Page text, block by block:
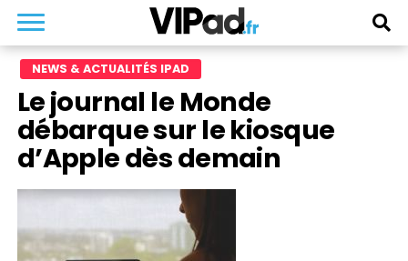
NEWS & ACTUALITÉS IPAD
Le journal le Monde
débarque sur le kiosque
d’Apple dès demain